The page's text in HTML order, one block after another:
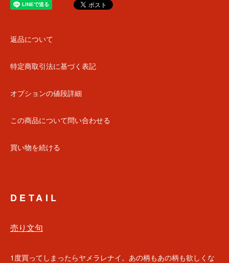
返品について
特定商取引法に基づく表記
オプションの値段詳細
この商品について問い合わせる
買い物を続ける
DETAIL
売り文句
1度買ってしまったらヤメラレナイ。あの柄もあの柄も欲しくな